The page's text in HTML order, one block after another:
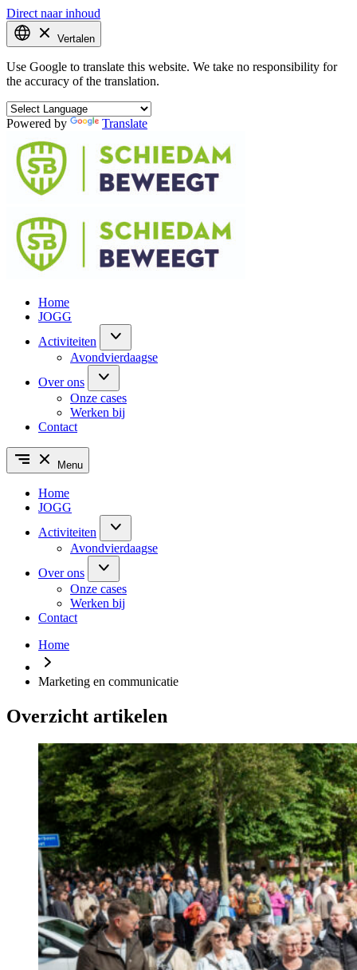
Direct naar inhoud
Vertalen
Use Google to translate this website. We take no responsibility for
the accuracy of the translation.
Powered by Translate
Home
JOGG
Activiteiten
Avondvierdaagse
Over ons
Onze cases
Werken bij
Contact
Menu
Home
JOGG
Activiteiten
Avondvierdaagse
Over ons
Onze cases
Werken bij
Contact
Home
Marketing en communicatie
Overzicht artikelen